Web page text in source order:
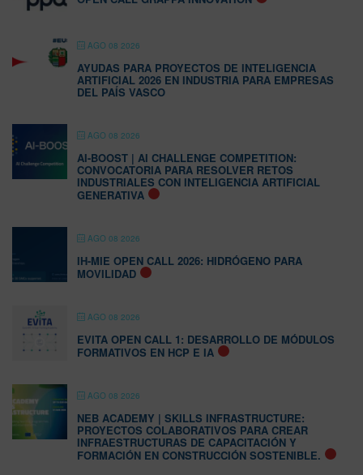
AGO 08 2026
AYUDAS PARA PROYECTOS DE INTELIGENCIA
ARTIFICIAL 2026 EN INDUSTRIA PARA EMPRESAS
DEL PAÍS VASCO
AGO 08 2026
AI-BOOST | AI CHALLENGE COMPETITION:
CONVOCATORIA PARA RESOLVER RETOS
INDUSTRIALES CON INTELIGENCIA ARTIFICIAL
GENERATIVA
AGO 08 2026
IH-MIE OPEN CALL 2026: HIDRÓGENO PARA
MOVILIDAD
AGO 08 2026
EVITA OPEN CALL 1: DESARROLLO DE MÓDULOS
FORMATIVOS EN HCP E IA
AGO 08 2026
NEB ACADEMY | SKILLS INFRASTRUCTURE:
PROYECTOS COLABORATIVOS PARA CREAR
INFRAESTRUCTURAS DE CAPACITACIÓN Y
FORMACIÓN EN CONSTRUCCIÓN SOSTENIBLE.